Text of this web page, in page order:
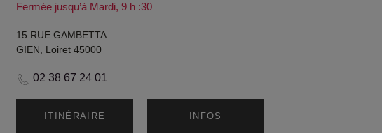
Fermée jusqu’à Mardi, 9 h :30
15 RUE GAMBETTA
GIEN, Loiret 45000
02 38 67 24 01
ITINÉRAIRE INFOS